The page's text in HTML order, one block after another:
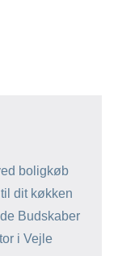
boligkøb
dit køkken
Budskaber
i Vejle